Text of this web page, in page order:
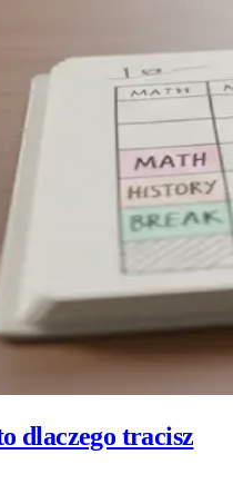
dlaczego tracisz